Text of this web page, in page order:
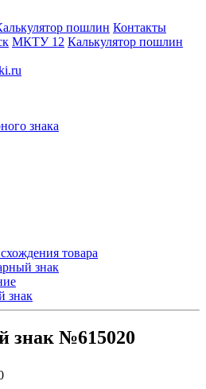
пошлин Контакты
МКТУ 12 Калькулятор пошлин
знака
товара
знак
знак
знак №615020